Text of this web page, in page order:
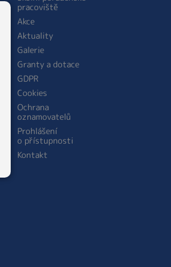
pracoviště
Akce
Aktuality
Galerie
Granty a dotace
GDPR
Cookies
Ochrana
oznamovatelů
Prohlášení
o přístupnosti
Kontakt